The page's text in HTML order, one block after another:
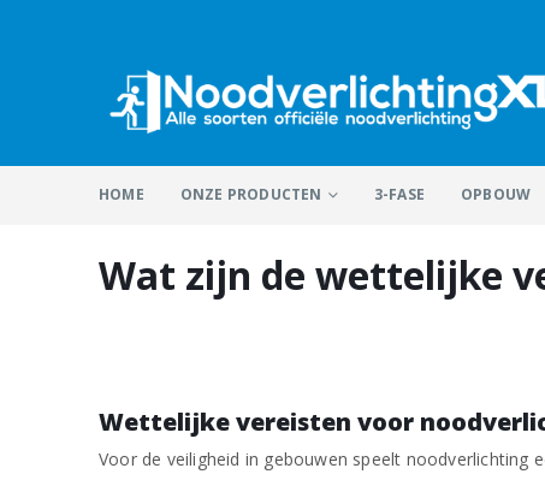
HOME ONZE PRODUCTEN 3-FASE OPBOUW
Wat zijn de wettelijke
Wettelijke vereisten voor
Voor de veiligheid in gebouwen speelt noodverlichting